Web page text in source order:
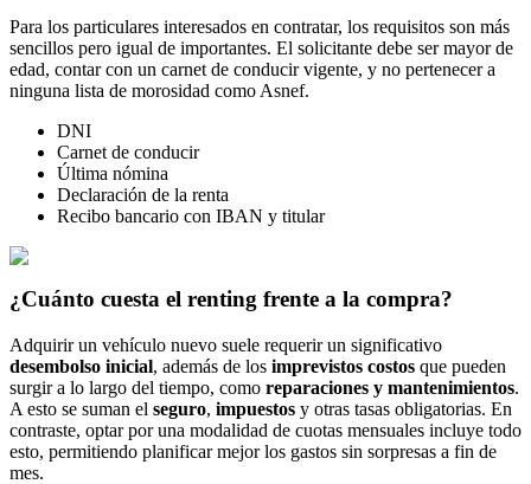
Para los particulares interesados en contratar, los requisitos son más
sencillos pero igual de importantes. El solicitante debe ser mayor de
edad, contar con un carnet de conducir vigente, y no pertenecer a
ninguna lista de morosidad como Asnef.
DNI
Carnet de conducir
Última nómina
Declaración de la renta
Recibo bancario con IBAN y titular
¿Cuánto cuesta el renting frente a la compra?
Adquirir un vehículo nuevo suele requerir un significativo
desembolso inicial, además de los imprevistos costos que pueden
surgir a lo largo del tiempo, como reparaciones y mantenimientos.
A esto se suman el seguro, impuestos y otras tasas obligatorias. En
contraste, optar por una modalidad de cuotas mensuales incluye todo
esto, permitiendo planificar mejor los gastos sin sorpresas a fin de
mes.